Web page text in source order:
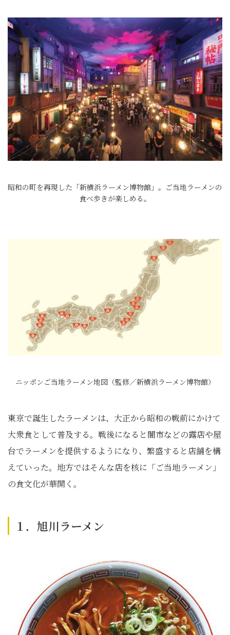
昭和の町を再現した「新横浜ラーメン博物館」。ご当地ラーメンの
食べ歩きが楽しめる。
ニッポンご当地ラーメン地図（監修／新横浜ラーメン博物館）
東京で誕生したラーメンは、大正から昭和の戦前にかけて
大衆食として普及する。戦後になると闇市などの露店や屋
台でラーメンを提供するようになり、繁盛すると店舗を構
えていった。地方ではそんな店を核に「ご当地ラーメン」
の食文化が華開く。
１．旭川ラーメン